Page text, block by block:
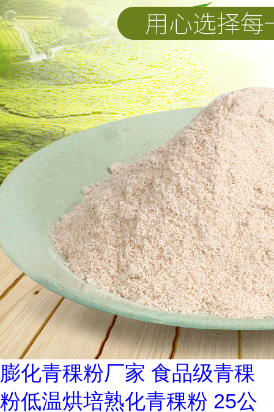
膨化青稞粉厂家 食品级青稞
粉低温烘培熟化青稞粉 25公